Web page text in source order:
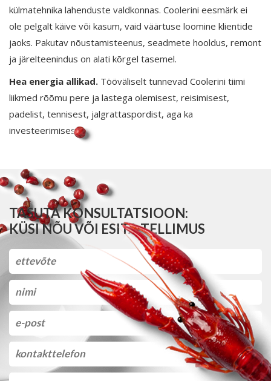
külmatehnika lahenduste valdkonnas. Coolerini eesmärk ei
ole pelgalt käive või kasum, vaid väärtuse loomine klientide
jaoks. Pakutav nõustamisteenus, seadmete hooldus, remont
ja järelteenindus on alati kõrgel tasemel.
Hea energia allikad. Tööväliselt tunnevad Coolerini tiimi
liikmed rõõmu pere ja lastega olemisest, reisimisest,
padelist, tennisest, jalgrattaspordist, aga ka
investeerimisest.
TASUTA KONSULTATSIOON:
KÜSI NÕU VÕI ESITA TELLIMUS